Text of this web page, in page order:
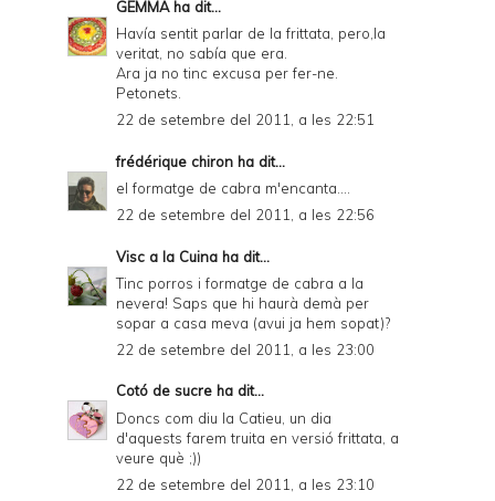
GEMMAha dit...
Havía sentit parlar de la frittata, pero,la
veritat, no sabía que era.
Ara ja no tinc excusa per fer-ne.
Petonets.
22 de setembre del 2011, a les 22:51
frédérique chiron ha dit...
el formatge de cabra m'encanta....
22 de setembre del 2011, a les 22:56
Visc a la Cuina ha dit...
Tinc porros i formatge de cabra a la
nevera! Saps que hi haurà demà per
sopar a casa meva (avui ja hem sopat)?
22 de setembre del 2011, a les 23:00
Cotó de sucre ha dit...
Doncs com diu la Catieu, un dia
d'aquests farem truita en versió frittata, a
veure què ;))
22 de setembre del 2011, a les 23:10